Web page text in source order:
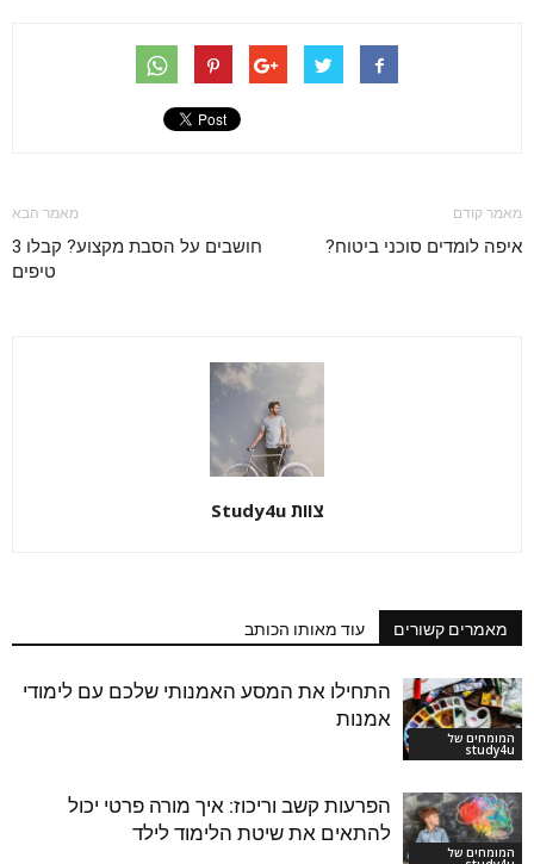
מאמר קודם
איפה לומדים סוכני ביטוח?
מאמר הבא
חושבים על הסבת מקצוע? קבלו 3
טיפים
צוות Study4u
מאמרים קשורים עוד מאותו הכותב
המומחים של
study4u
התחילו את המסע האמנותי שלכם עם לימודי
אמנות
המומחים של
הפרעות קשב וריכוז: איך מורה פרטי יכול
להתאים את שיטת הלימוד לילד